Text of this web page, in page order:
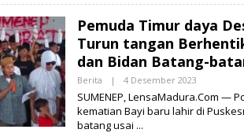
A
M
A
D
U
R
Pemuda Timur daya
Turun tangan
dan Bidan Batang-
Berita | 4 Desember 2023
E
H
SUMENEP, LensaMadura.Com —
kematian Bayi baru lahir di
batang usai